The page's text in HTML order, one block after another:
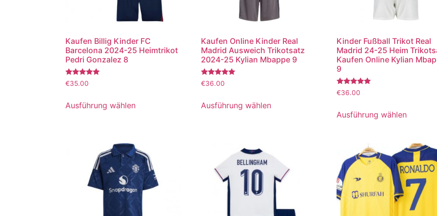
Kaufen Billig Kinder FC
Barcelona 2024-25 Heimtrikot
Pedri Gonzalez 8
Bewertet
mit
€35.00
Ausführung wählen
Kaufen Online Kinder Real
Madrid Ausweich Trikotsatz
2024-25 Kylian Mbappe 9
Bewertet
mit
€36.00
Ausführung wählen
Kinder Fußball Trikot Real
Madrid 24-25 Heim
Kaufen Online Kylian
9
Bewertet
mit
€36.00
Ausführung wählen